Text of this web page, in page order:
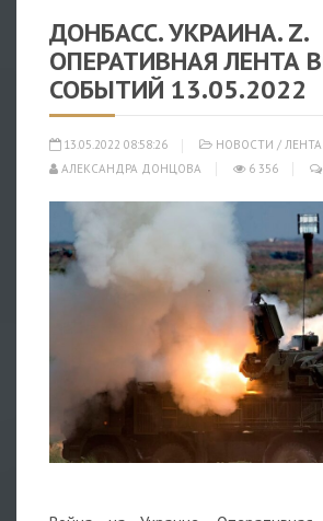
ДОНБАСС. УКРАИНА. Z.
ОПЕРАТИВНАЯ ЛЕНТА
СОБЫТИЙ 13.05.2022
13.05.2022 08:58:26 НОВОСТИ /
АЛЕКСАНДРА ДОНЦОВА
6 356